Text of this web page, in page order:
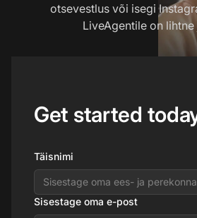
otsevestlus või isegi
LiveAgentile on
Get started
Täisnimi
Sisestage oma e-post